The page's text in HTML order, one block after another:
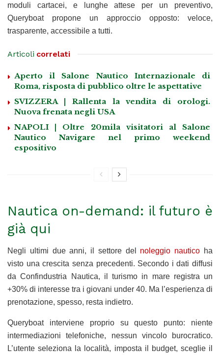
moduli cartacei, e lunghe attese per un preventivo,
Queryboat propone un approccio opposto: veloce,
trasparente, accessibile a tutti.
Articoli correlati
Aperto il Salone Nautico Internazionale di
Roma, risposta di pubblico oltre le aspettative
SVIZZERA | Rallenta la vendita di orologi.
Nuova frenata negli USA
NAPOLI | Oltre 20mila visitatori al Salone
Nautico Navigare nel primo weekend
espositivo
Nautica on-demand: il futuro è
già qui
Negli ultimi due anni, il settore del noleggio nautico ha
visto una crescita senza precedenti. Secondo i dati diffusi
da Confindustria Nautica, il turismo in mare registra un
+30% di interesse tra i giovani under 40. Ma l’esperienza di
prenotazione, spesso, resta indietro.
Queryboat interviene proprio su questo punto: niente
intermediazioni telefoniche, nessun vincolo burocratico.
L’utente seleziona la località, imposta il budget, sceglie il